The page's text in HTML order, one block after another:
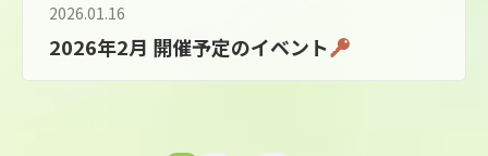
2026.01.16
2026年2月 開催予定のイベント